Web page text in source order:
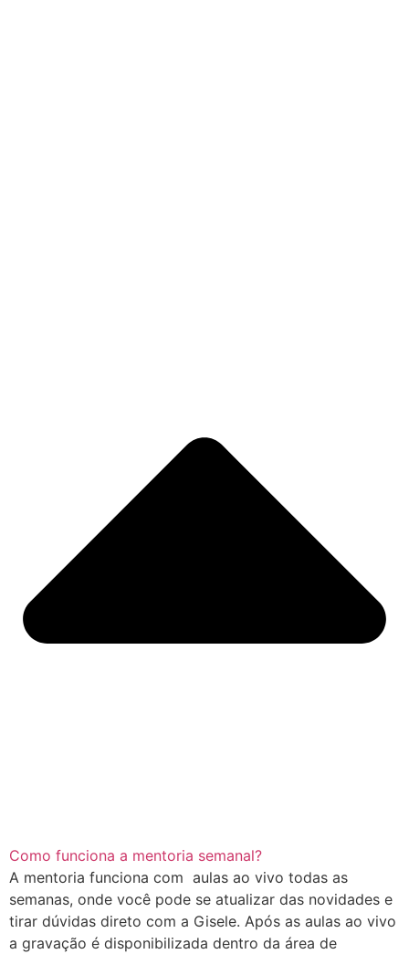
Como funciona a mentoria semanal?
A mentoria funciona com aulas ao vivo todas as
semanas, onde você pode se atualizar das novidades e
tirar dúvidas direto com a Gisele. Após as aulas ao vivo
a gravação é disponibilizada dentro da área de